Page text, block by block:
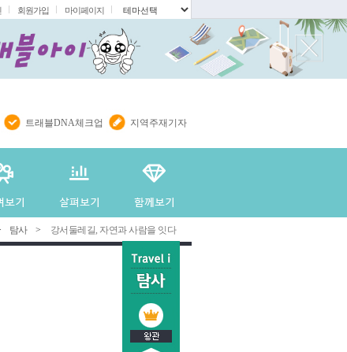
회원가입 마이페이지
트래블DNA체크업 지역주재기자
탐사 > 강서둘레길, 자연과 사람을 잇다